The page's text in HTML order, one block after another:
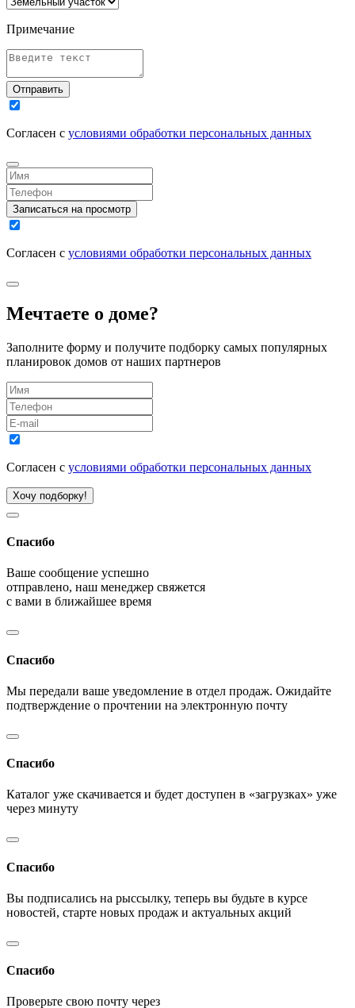
Примечание
Отправить
Согласен с условиями обработки персональных данных
Записаться на просмотр
Согласен с условиями обработки персональных данных
Мечтаете о доме?
Заполните форму и получите подборку самых популярных
планировок домов от наших партнеров
Согласен с условиями обработки персональных данных
Хочу подборку!
Спасибо
Ваше сообщение успешно
отправлено, наш менеджер свяжется
с вами в ближайшее время
Спасибо
Мы передали ваше уведомление в отдел продаж. Ожидайте
подтверждение о прочтении на электронную почту
Спасибо
Каталог уже скачивается и будет доступен в «загрузках» уже
через минуту
Спасибо
Вы подписались на рыссылку, теперь вы будьте в курсе
новостей, старте новых продаж и актуальных акций
Спасибо
Проверьте свою почту через